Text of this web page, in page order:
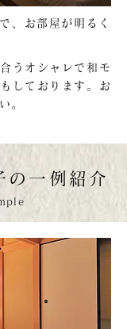
、お部屋が明るく
うオシャレで和モ
しております。お
。
の一例紹介